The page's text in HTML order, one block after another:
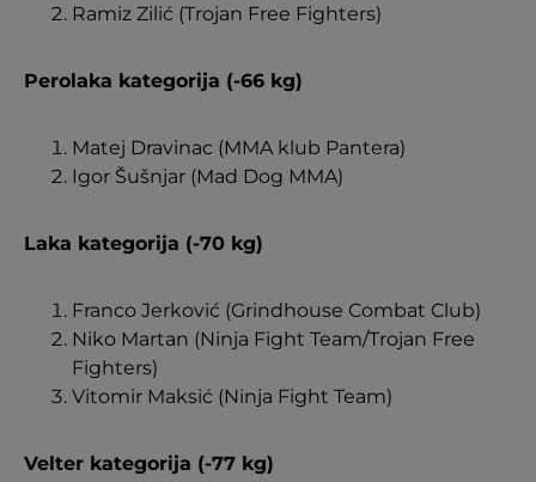
Ramiz Zilić (Trojan Free Fighters)
Perolaka kategorija (-66 kg)
Matej Dravinac (MMA klub Pantera)
Igor Šušnjar (Mad Dog MMA)
Laka kategorija (-70 kg)
Franco Jerković (Grindhouse Combat Club)
Niko Martan (Ninja Fight Team/Trojan Free
Fighters)
Vitomir Maksić (Ninja Fight Team)
Velter kategorija (-77 kg)